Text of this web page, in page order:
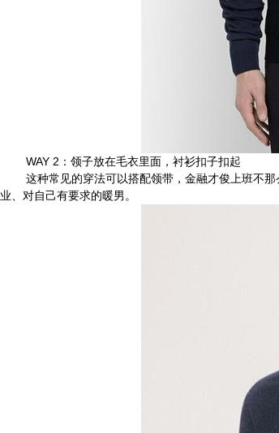
WAY 2：领子放在毛衣里面，衬衫扣子扣起
这种常见的穿法可以搭配领带，金融才俊上班不那
业、对自己有要求的暖男。